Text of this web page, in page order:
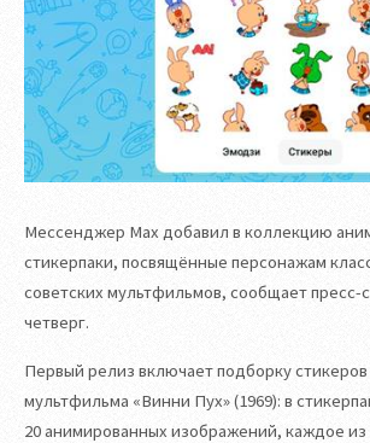
Мессенджер Мах добавил в коллекцию
стикерпаки, посвящённые персонажам
советских мультфильмов, сообщает пресс-
четверг.
Первый релиз включает подборку
мультфильма «Винни Пух» (1969): в
20 анимированных изображений, каждое из